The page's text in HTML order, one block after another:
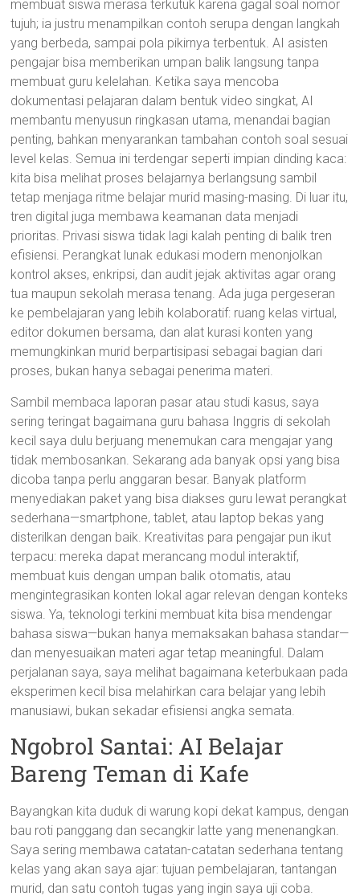
membuat siswa merasa terkutuk karena gagal soal nomor
tujuh; ia justru menampilkan contoh serupa dengan langkah
yang berbeda, sampai pola pikirnya terbentuk. AI asisten
pengajar bisa memberikan umpan balik langsung tanpa
membuat guru kelelahan. Ketika saya mencoba
dokumentasi pelajaran dalam bentuk video singkat, AI
membantu menyusun ringkasan utama, menandai bagian
penting, bahkan menyarankan tambahan contoh soal sesuai
level kelas. Semua ini terdengar seperti impian dinding kaca:
kita bisa melihat proses belajarnya berlangsung sambil
tetap menjaga ritme belajar murid masing-masing. Di luar itu,
tren digital juga membawa keamanan data menjadi
prioritas. Privasi siswa tidak lagi kalah penting di balik tren
efisiensi. Perangkat lunak edukasi modern menonjolkan
kontrol akses, enkripsi, dan audit jejak aktivitas agar orang
tua maupun sekolah merasa tenang. Ada juga pergeseran
ke pembelajaran yang lebih kolaboratif: ruang kelas virtual,
editor dokumen bersama, dan alat kurasi konten yang
memungkinkan murid berpartisipasi sebagai bagian dari
proses, bukan hanya sebagai penerima materi.
Sambil membaca laporan pasar atau studi kasus, saya
sering teringat bagaimana guru bahasa Inggris di sekolah
kecil saya dulu berjuang menemukan cara mengajar yang
tidak membosankan. Sekarang ada banyak opsi yang bisa
dicoba tanpa perlu anggaran besar. Banyak platform
menyediakan paket yang bisa diakses guru lewat perangkat
sederhana—smartphone, tablet, atau laptop bekas yang
disterilkan dengan baik. Kreativitas para pengajar pun ikut
terpacu: mereka dapat merancang modul interaktif,
membuat kuis dengan umpan balik otomatis, atau
mengintegrasikan konten lokal agar relevan dengan konteks
siswa. Ya, teknologi terkini membuat kita bisa mendengar
bahasa siswa—bukan hanya memaksakan bahasa standar—
dan menyesuaikan materi agar tetap meaningful. Dalam
perjalanan saya, saya melihat bagaimana keterbukaan pada
eksperimen kecil bisa melahirkan cara belajar yang lebih
manusiawi, bukan sekadar efisiensi angka semata.
Ngobrol Santai: AI Belajar
Bareng Teman di Kafe
Bayangkan kita duduk di warung kopi dekat kampus, dengan
bau roti panggang dan secangkir latte yang menenangkan.
Saya sering membawa catatan-catatan sederhana tentang
kelas yang akan saya ajar: tujuan pembelajaran, tantangan
murid, dan satu contoh tugas yang ingin saya uji coba.